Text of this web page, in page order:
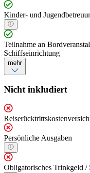
Kinder- und
Teilnahme an
Schiffseinrichtung
mehr
Nicht inkludiert
Persönliche Ausgaben
Obligatorisches Trinkgeld /